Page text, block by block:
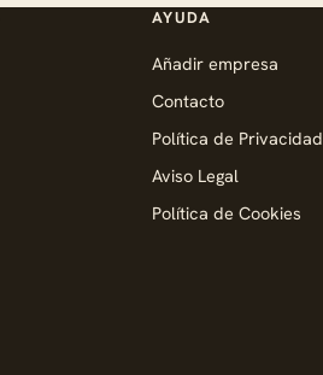
AYUDA
Añadir empresa
Contacto
Política de Privacidad
Aviso Legal
Política de Cookies